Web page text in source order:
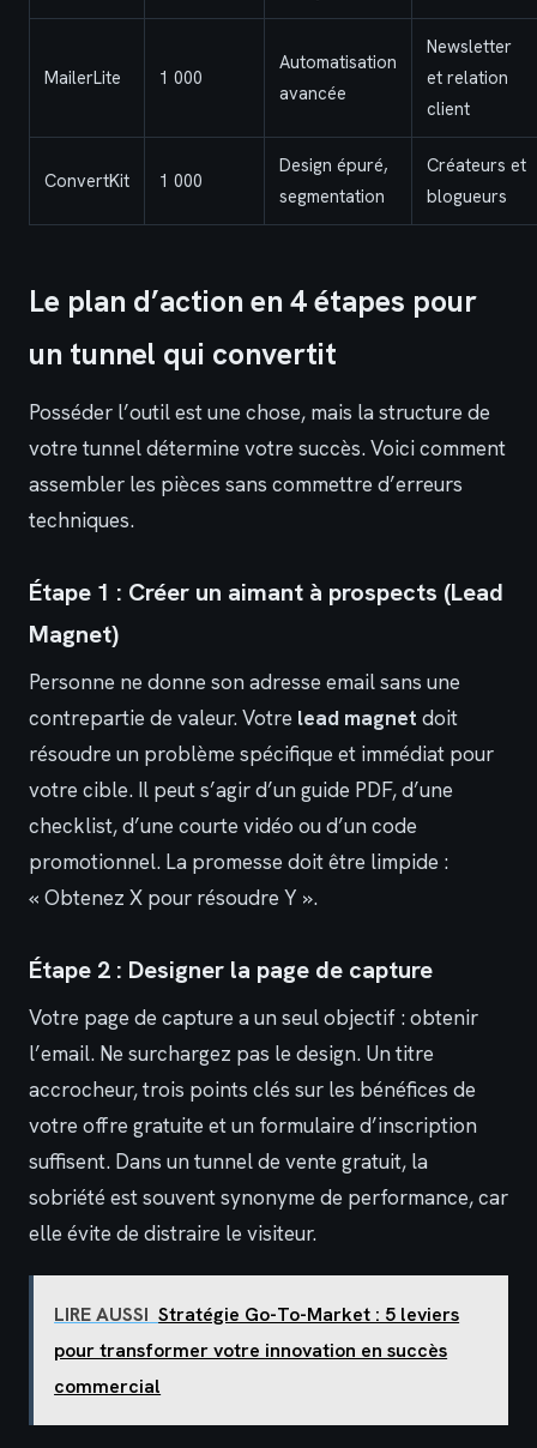
MailerLite 1 000
Automatisation
avancée
Newsletter
et relation
client
ConvertKit 1 000
Design épuré,
segmentation
Créateurs et
blogueurs
Le plan d’action en 4 étapes pour
un tunnel qui convertit
Posséder l’outil est une chose, mais la structure de
votre tunnel détermine votre succès. Voici comment
assembler les pièces sans commettre d’erreurs
techniques.
Étape 1 : Créer un aimant à prospects (Lead
Magnet)
Personne ne donne son adresse email sans une
contrepartie de valeur. Votre lead magnet doit
résoudre un problème spécifique et immédiat pour
votre cible. Il peut s’agir d’un guide PDF, d’une
checklist, d’une courte vidéo ou d’un code
promotionnel. La promesse doit être limpide :
« Obtenez X pour résoudre Y ».
Étape 2 : Designer la page de capture
Votre page de capture a un seul objectif : obtenir
l’email. Ne surchargez pas le design. Un titre
accrocheur, trois points clés sur les bénéfices de
votre offre gratuite et un formulaire d’inscription
suffisent. Dans un tunnel de vente gratuit, la
sobriété est souvent synonyme de performance, car
elle évite de distraire le visiteur.
LIRE AUSSI Stratégie Go-To-Market : 5 leviers
pour transformer votre innovation en succès
commercial